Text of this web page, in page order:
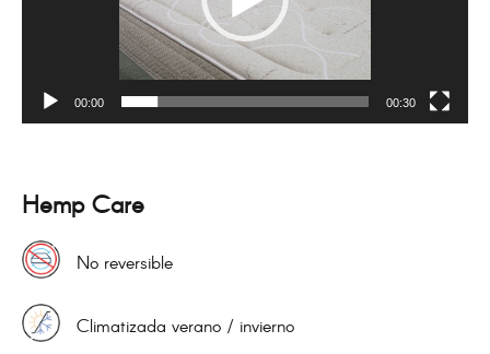
00:00 00:30
Hemp Care
No reversible
Climatizada verano / invierno